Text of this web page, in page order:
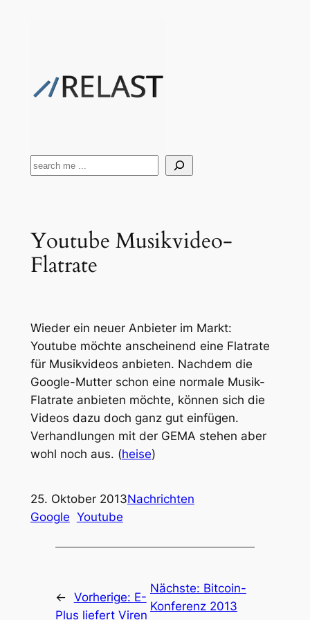
Suchen
Youtube Musikvideo-
Flatrate
Wieder ein neuer Anbieter im Markt:
Youtube möchte anscheinend eine Flatrate
für Musikvideos anbieten. Nachdem die
Google-Mutter schon eine normale Musik-
Flatrate anbieten möchte, können sich die
Videos dazu doch ganz gut einfügen.
Verhandlungen mit der GEMA stehen aber
wohl noch aus. (heise)
25. Oktober 2013Nachrichten
Google Youtube
← Vorherige: E-
Plus liefert Viren
Nächste: Bitcoin-
Konferenz 2013